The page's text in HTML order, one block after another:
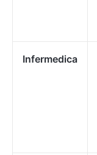
Infermedica